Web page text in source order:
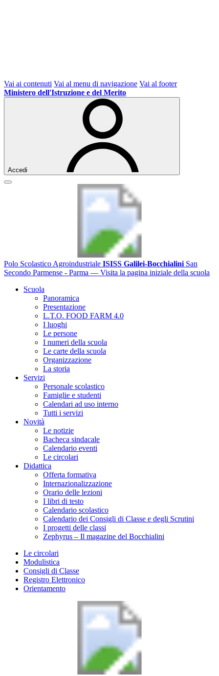
Vai ai contenuti Vai al menu di navigazione Vai al footer
Ministero dell'Istruzione e del Merito
Accedi
Polo Scolastico Agroindustriale ISISS Galilei-Bocchialini San
Secondo Parmense - Parma — Visita la pagina iniziale della scuola
Scuola
Panoramica
Presentazione
L.T.O. FOOD FARM 4.0
I luoghi
Le persone
I numeri della scuola
Le carte della scuola
Organizzazione
La storia
Servizi
Personale scolastico
Famiglie e studenti
Calendari ad uso interno
Tutti i servizi
Novità
Le notizie
Bacheca sindacale
Calendario eventi
Le circolari
Didattica
Offerta formativa
Internazionalizzazione
Orario delle lezioni
I libri di testo
Calendario scolastico
Calendario dei Consigli di Classe e degli Scrutini
I progetti delle classi
Zephyrus – Il magazine del Bocchialini
Le circolari
Modulistica
Consigli di Classe
Registro Elettronico
Orientamento